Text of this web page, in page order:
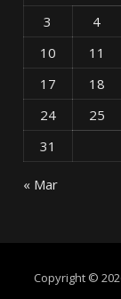
3
4
10
11
17
18
24
25
31
« Mar
Copyright ©